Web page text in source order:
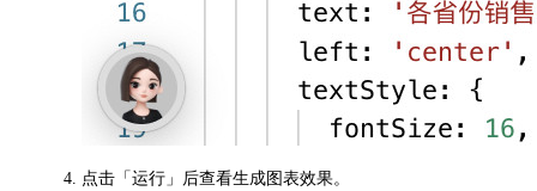
点击「运行」后查看生成图表效果。